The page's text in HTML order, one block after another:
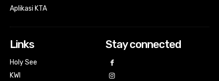
Aplikasi KTA
Links
Holy See
KWI
Stay connected